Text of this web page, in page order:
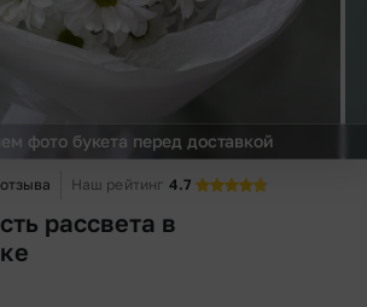
фото букета перед доставкой
Наш рейтинг 4.7
рассвета в